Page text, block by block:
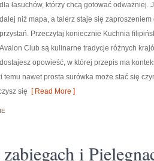
dla łasuchów, którzy chcą gotować
dalej niż mapa, a talerz staje się
przystań. Przeczytaj koniecznie Kuchnia
Avalon Club są kulinarne tradycje różnych
dostajesz opowieść, w której przepis ma
temu nawet prosta surówka może stać się
się [ Read More ]
zabiegach i